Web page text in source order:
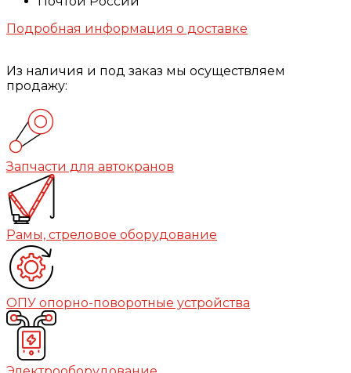
Подробная информация о доставке
Из наличия и под заказ мы осуществляем
продажу:
Запчасти для автокранов
Рамы, стреловое оборудование
ОПУ опорно-поворотные устройства